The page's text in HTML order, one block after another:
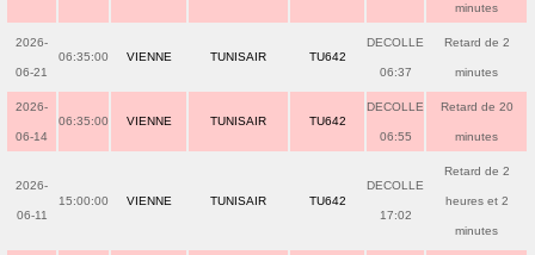
minutes
2026-
06-21
06:35:00 VIENNE TUNISAIR TU642
DECOLLE
06:37
Retard de 2
minutes
2026-
06-14
06:35:00 VIENNE TUNISAIR TU642
DECOLLE
06:55
Retard de 20
minutes
2026-
06-11
15:00:00 VIENNE TUNISAIR TU642
DECOLLE
17:02
Retard de 2
heures et 2
minutes